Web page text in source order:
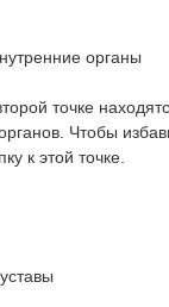
Внутренние органы
точке
Чтобы
к этой точке.
Суставы